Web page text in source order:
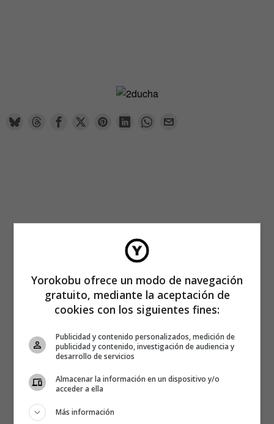
Yorokobu ofrece un modo de navegación
gratuito, mediante la aceptación de
cookies con los siguientes fines:
Publicidad y contenido personalizados, medición de
publicidad y contenido, investigación de audiencia y
desarrollo de servicios
Almacenar la información en un dispositivo y/o
acceder a ella
Más información